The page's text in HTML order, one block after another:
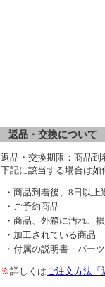
返品・交換について
返品・交換期限：商品到
下記に該当する場合は如
・商品到着後、8日以上
・ご予約商品
・商品、外箱に汚れ、
・加工されている商品
・付属の説明書・パー
※詳しくはご注文方法「